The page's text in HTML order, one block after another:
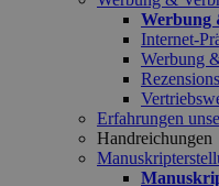
Werbung
Internet-
Werbung
Erfahrungen
Handreichungen